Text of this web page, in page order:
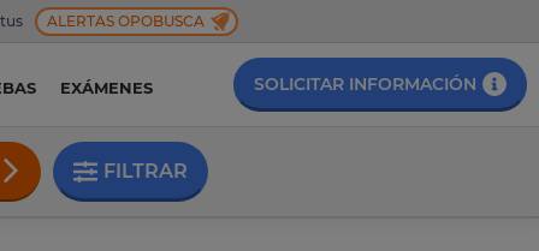
ALERTAS OPOBUSCA
EXÁMENES SOLICITAR INFORMACIÓN
FILTRAR